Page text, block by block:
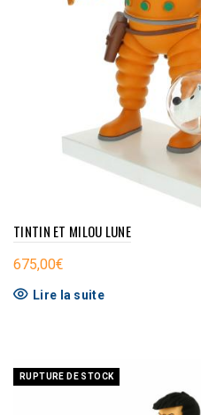
TINTIN ET MILOU LUNE
675,00€
Lire la suite
RUPTURE DE STOCK